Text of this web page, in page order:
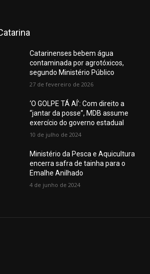
Catarinenses bebem água
contaminada por agrotóxicos,
segundo Ministério Público
27 de fevereiro de 2026
‘O GOLPE TÁ AÍ’: Com direito a
“jantar da posse”, MDB assume
exercício do governo estadual
10 de julho de 2024
Ministério da Pesca e Aquicultura
encerra safra de tainha para o
Emalhe Anilhado
4 de junho de 2024